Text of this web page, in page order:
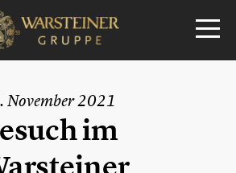
November 2021
im